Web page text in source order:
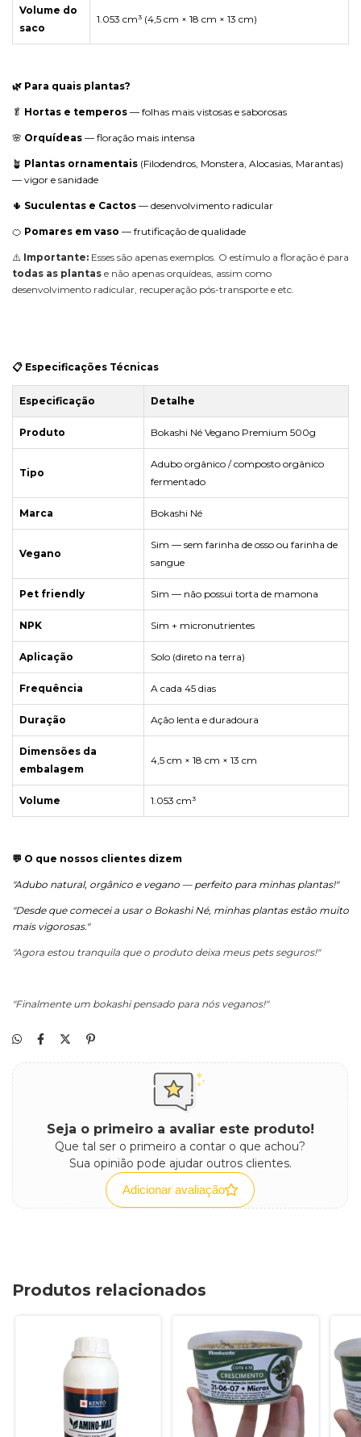
Volume do
saco
1.053 cm³ (4,5 cm × 18 cm × 13 cm)
🌿 Para quais plantas?
🥬 Hortas e temperos — folhas mais vistosas e saborosas
🌸 Orquídeas — floração mais intensa
🪴 Plantas ornamentais (Filodendros, Monstera, Alocasias, Marantas)
— vigor e sanidade
🌵 Suculentas e Cactos — desenvolvimento radicular
🍊 Pomares em vaso — frutificação de qualidade
⚠️ Importante: Esses são apenas exemplos. O estímulo a floração é para
todas as plantas e não apenas orquídeas, assim como
desenvolvimento radicular, recuperação pós-transporte e etc.
📋 Especificações Técnicas
Especificação Detalhe
Produto Bokashi Né Vegano Premium 500g
Tipo
Adubo orgânico / composto orgânico
fermentado
Marca Bokashi Né
Vegano
Sim — sem farinha de osso ou farinha de
sangue
Pet friendly Sim — não possui torta de mamona
NPK Sim + micronutrientes
Aplicação Solo (direto na terra)
Frequência A cada 45 dias
Duração Ação lenta e duradoura
Dimensões da
embalagem
4,5 cm × 18 cm × 13 cm
Volume 1.053 cm³
💬 O que nossos clientes dizem
"Adubo natural, orgânico e vegano — perfeito para minhas plantas!"
"Desde que comecei a usar o Bokashi Né, minhas plantas estão muito
mais vigorosas."
"Agora estou tranquila que o produto deixa meus pets seguros!"
"Finalmente um bokashi pensado para nós veganos!"
Seja o primeiro a avaliar este produto!
Que tal ser o primeiro a contar o que achou?
Sua opinião pode ajudar outros clientes.
Adicionar avaliação
Produtos relacionados